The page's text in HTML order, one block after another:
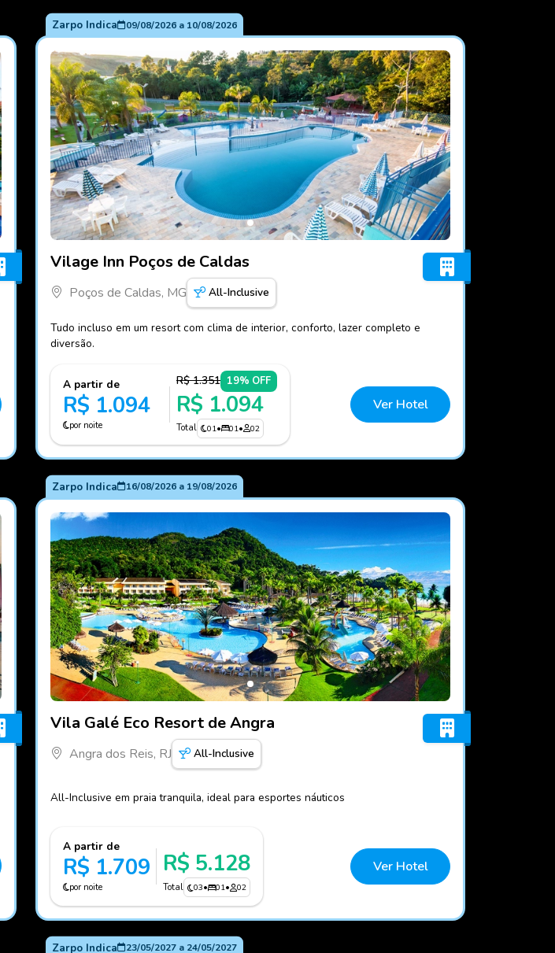
Zarpo Indica 09/08/2026a 10/08/2026
Vilage Inn Poços de Caldas
Poços de Caldas, MG All-Inclusive
Tudo incluso em um resort com clima de interior, conforto, lazer completo e
diversão.
A partir de
R$ 1.094
por noite
R$ 1.351 19% OFF
R$ 1.094
Total 01• 01• 02
Ver Hotel
Zarpo Indica 16/08/2026a 19/08/2026
Vila Galé Eco Resort de Angra
Angra dos Reis, RJ All-Inclusive
All-Inclusive em praia tranquila, ideal para esportes náuticos
A partir de
R$ 1.709
por noite
R$ 5.128
Total 03• 01• 02
Ver Hotel
Zarpo Indica 23/05/2027a 24/05/2027